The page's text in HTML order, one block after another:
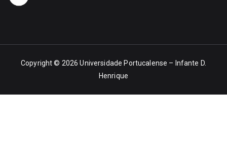
Copyright © 2026Universidade Portucalense – Infante D.
Henrique